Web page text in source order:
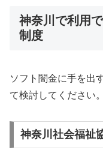
神奈川で利用
制度
ソフト闇金に手を出
て検討してください。
神奈川社会福祉